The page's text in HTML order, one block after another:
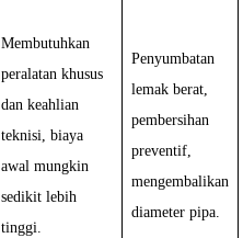
Membutuhkan
peralatan khusus
dan keahlian
teknisi, biaya
awal mungkin
sedikit lebih
tinggi.
Penyumbatan
lemak berat,
pembersihan
preventif,
mengembalikan
diameter pipa.